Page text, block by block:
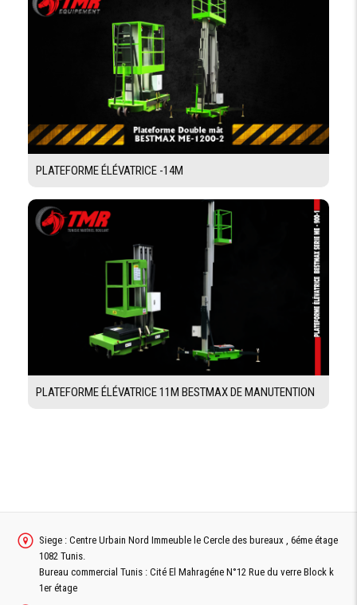
Demande De Devis
Demande Financement
PLATEFORME ÉLÉVATRICE -14M
PLATEFORME ÉLÉVATRICE 11M BESTMAX DE MANUTENTION
Siege : Centre Urbain Nord Immeuble le Cercle des bureaux , 6éme étage
1082 Tunis.
Bureau commercial Tunis : Cité El Mahragéne N°12 Rue du verre Block k
1er étage